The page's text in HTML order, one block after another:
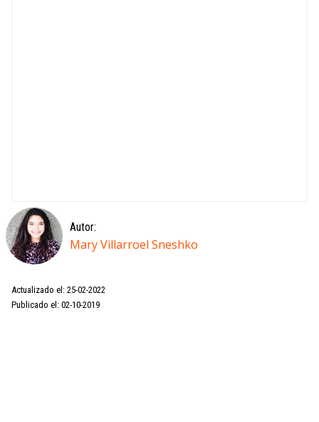
Autor:
Mary Villarroel Sneshko
Actualizado el: 25-02-2022
Publicado el: 02-10-2019